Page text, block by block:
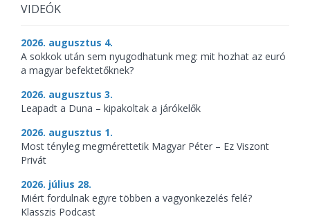
VIDEÓK
2026. augusztus 4.
A sokkok után sem nyugodhatunk meg: mit hozhat az euró
a magyar befektetőknek?
2026. augusztus 3.
Leapadt a Duna – kipakoltak a járókelők
2026. augusztus 1.
Most tényleg megmérettetik Magyar Péter – Ez Viszont
Privát
2026. július 28.
Miért fordulnak egyre többen a vagyonkezelés felé?
Klasszis Podcast